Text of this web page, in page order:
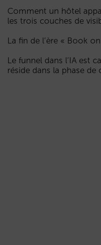
Comment un hôtel
les trois couches de
La fin de l’ère « Book
Le funnel dans l’IA est
réside dans la phase de